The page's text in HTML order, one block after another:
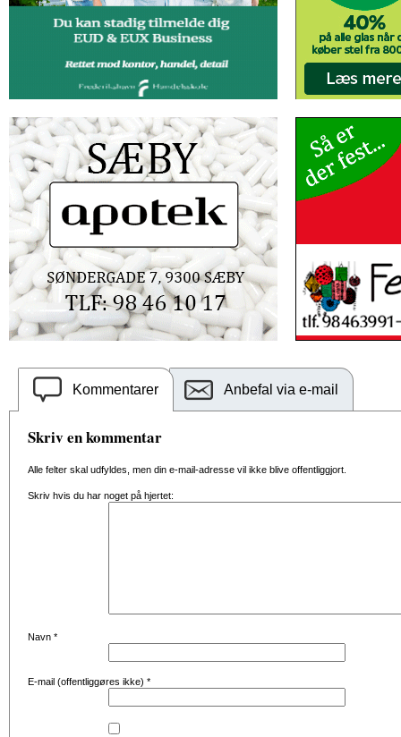
Kommentarer Anbefal via e-mail
Skriv en kommentar
Alle felter skal udfyldes, men din e-mail-adresse vil ikke blive offentliggjort.
Skriv hvis du har noget på hjertet:
Navn *
E-mail (offentliggøres ikke) *